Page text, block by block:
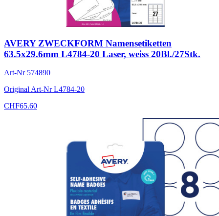
AVERY ZWECKFORM Namensetiketten
63.5x29.6mm L4784-20 Laser, weiss 20Bl./27Stk.
Art-Nr 574890
Original Art-NrL4784-20
CHF65.60